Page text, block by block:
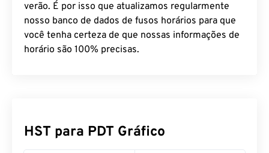
verão. É por isso que atualizamos regularmente
nosso banco de dados de fusos horários para que
você tenha certeza de que nossas informações de
horário são 100% precisas.
HST para PDT Gráfico